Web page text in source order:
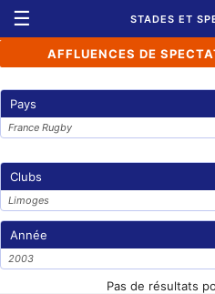
☰ STADES ET
AFFLUENCES DE
Pays
France Rugby
Clubs
Limoges
Année
2003
Pas de résultats